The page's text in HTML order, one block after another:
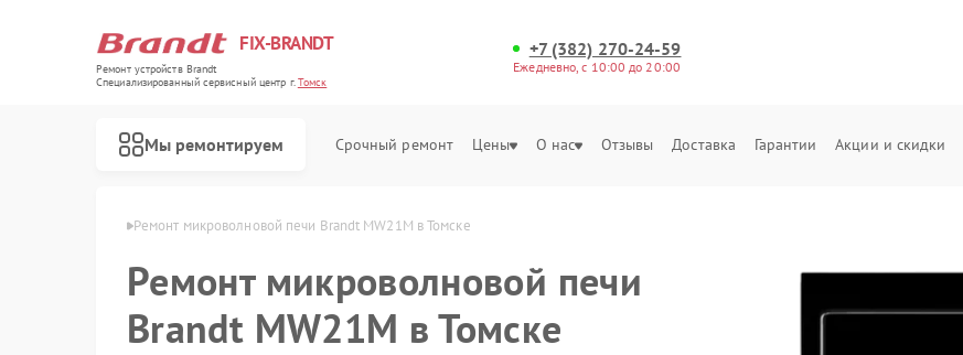
FIX-BRANDT
Ремонт устройств Brandt
Специализированный cервисный центр г.Томск
+7 (382) 270-24-59
Ежедневно, с 10:00 до 20:00
Мы ремонтируем Срочный ремонт Цены О нас Отзывы Доставка Гарантии Акции и скидки
Ремонт микроволновой печи Brandt MW21M в Томске
Ремонт микроволновой печи
Brandt MW21M в Томске